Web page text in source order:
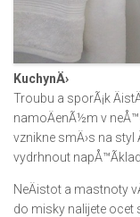
KuchynÄ›
Troubu a sporÃ¡k
namoÄenÃ½m v
vznikne smÄ›s na
vydrhnout
NeÄistot a mastnoty
do misky nalijete ocet